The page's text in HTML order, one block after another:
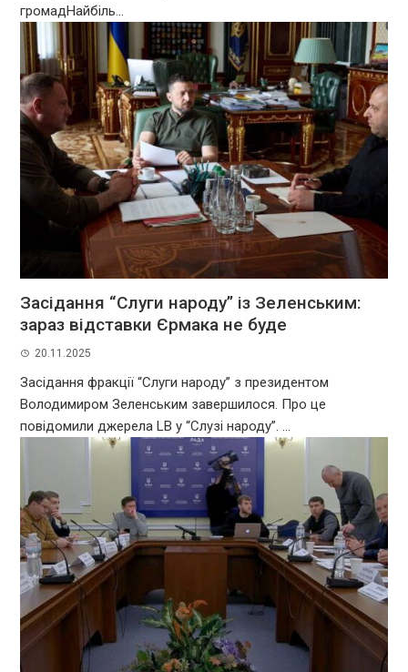
громадНайбіль...
Засідання “Слуги народу” із Зеленським:
зараз відставки Єрмака не буде
20.11.2025
Засідання фракції “Слуги народу” з президентом
Володимиром Зеленським завершилося. Про це
повідомили джерела LB у “Слузі народу”. ...